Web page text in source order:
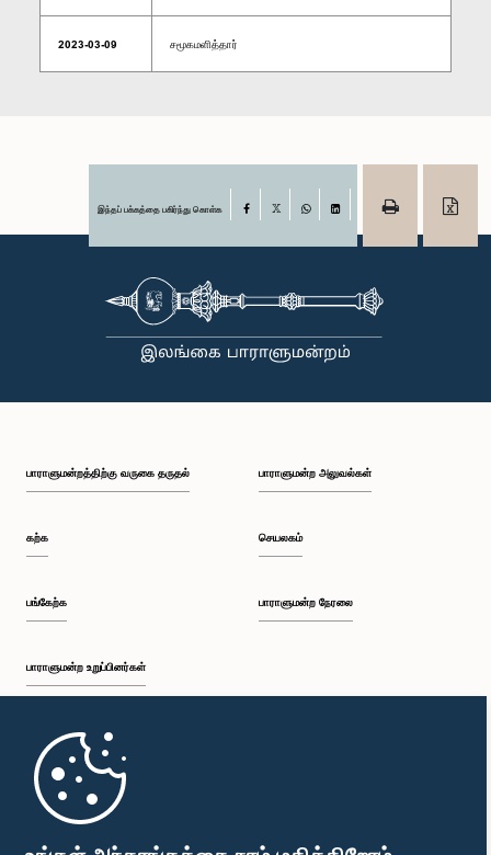
2023-03-09 சமூகமளித்தார்
இந்தப் பக்கத்தை பகிர்ந்து கொள்க Facebook
பாராளுமன்றத்திற்கு வருகை தருதல்
கற்க
பங்கேற்க
பாராளுமன்ற உறுப்பினர்கள்
முதற்பக்கம்
பாராளுமன்ற அலுவல்கள்
செயலகம்
பாராளுமன்ற நேரலை
பாராளுமன்ற கையடக்க செயலி